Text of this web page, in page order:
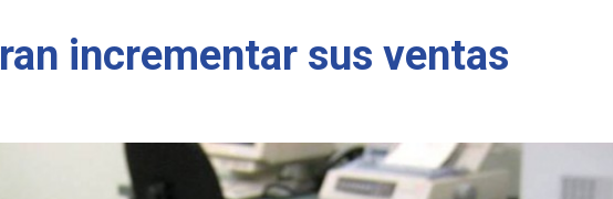
incrementar sus ventas